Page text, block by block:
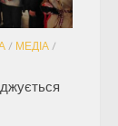
/ МЕДІА /